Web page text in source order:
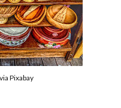
Pixabay